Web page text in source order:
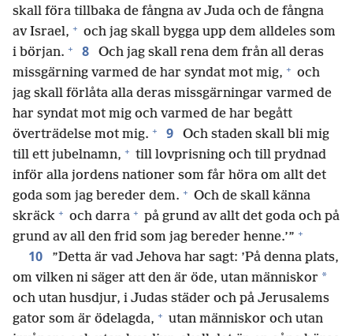
skall föra tillbaka de fångna av Juda och de fångna
av Israel, + och jag skall bygga upp dem alldeles som
i början. + 8
Och jag skall rena dem från all deras
missgärning varmed de har syndat mot mig, + och
jag skall förlåta alla deras missgärningar varmed de
har syndat mot mig och varmed de har begått
överträdelse mot mig. + 9
Och staden skall bli mig
till ett jubelnamn, + till lovprisning och till prydnad
inför alla jordens nationer som får höra om allt det
goda som jag bereder dem. + Och de skall känna
skräck + och darra + på grund av allt det goda och på
grund av all den frid som jag bereder henne.’” +
10
”Detta är vad Jehova har sagt: ’På denna plats,
om vilken ni säger att den är öde, utan människor *
och utan husdjur, i Judas städer och på Jerusalems
gator som är ödelagda, + utan människor och utan